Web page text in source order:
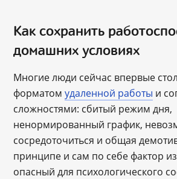
Как сохранить
домашних условиях
Многие люди сейчас впервые
форматомудаленной работы и
сложностями: сбитый режим дня,
ненормированный график,
сосредоточиться и общая
принципе и сам по себе фактор
опасный для психологического